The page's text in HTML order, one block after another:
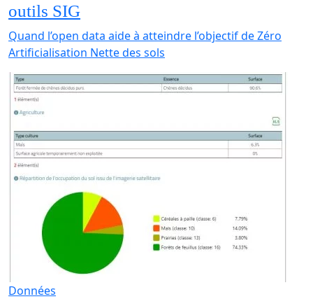
outils SIG
Quand l’open data aide à atteindre l’objectif de Zéro
Artificialisation Nette des sols
Données